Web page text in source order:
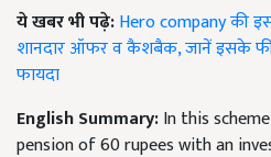
ये खबर भी पढ़े:Hero company की
शानदार ऑफर व कैशबैक, जानें इसके
फायदा
English Summary:In this
pension of 60 rupees with an